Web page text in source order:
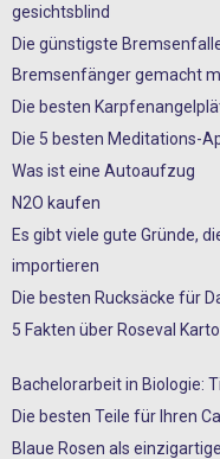
gesichtsblind
Die günstigste
Bremsenfänger gemacht
Die besten
Die 5 besten Meditations-
Was ist eine Autoaufzug
N2O kaufen
Es gibt viele gute Gründe,
importieren
Die besten Rucksäcke für
5 Fakten über Roseval
Bachelorarbeit in Biologie:
Die besten Teile für Ihren
Blaue Rosen als